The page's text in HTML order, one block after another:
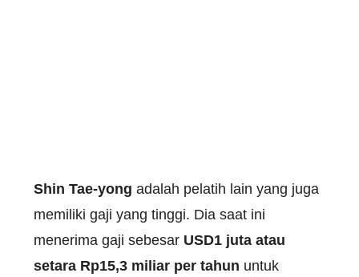
Shin Tae-yong adalah pelatih lain yang juga
memiliki gaji yang tinggi. Dia saat ini
menerima gaji sebesar USD1 juta atau
setara Rp15,3 miliar per tahun untuk